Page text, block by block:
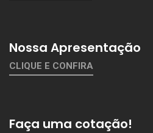
Nossa Apresentação
CLIQUE E CONFIRA
Faça uma cotação!